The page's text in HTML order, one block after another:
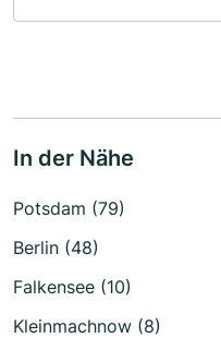
In der Nähe
Potsdam (79)
Berlin (48)
Falkensee (10)
Kleinmachnow (8)